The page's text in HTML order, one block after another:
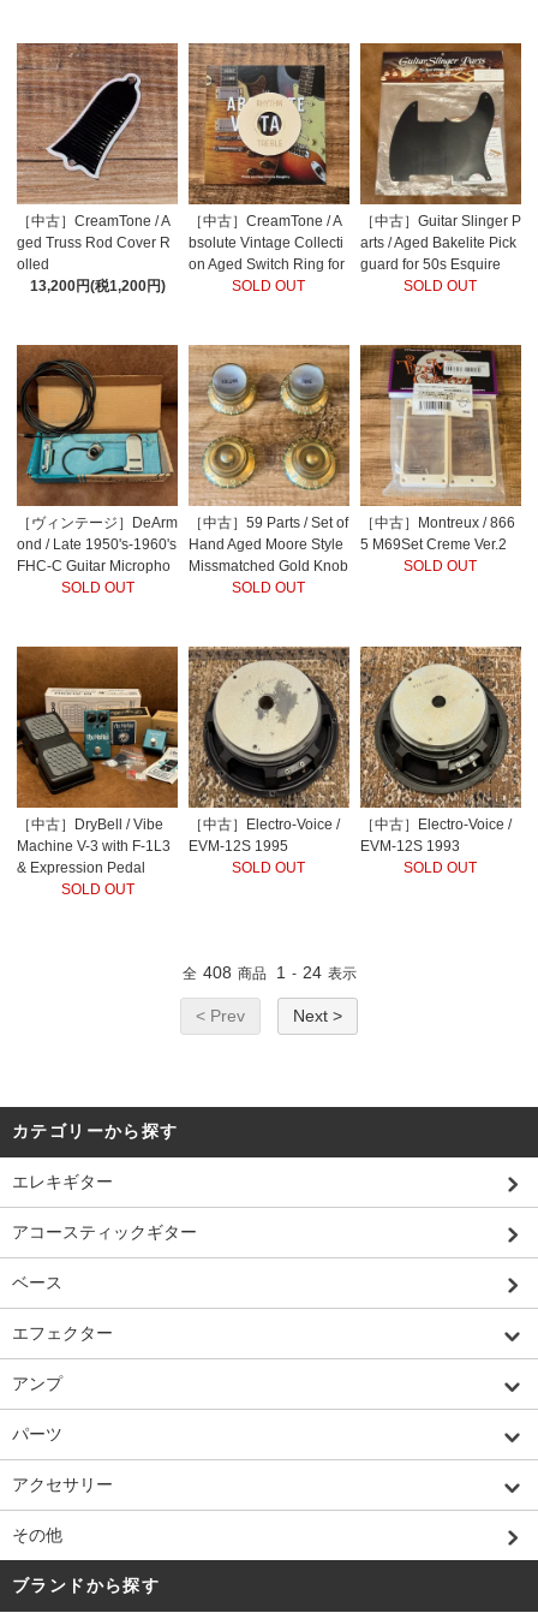
［中古］CreamTone / A
ged Truss Rod Cover R
olled
13,200円(税1,200円)
［中古］CreamTone / A
bsolute Vintage Collecti
on Aged Switch Ring for
1959-1960 Les Paul
SOLD OUT
［中古］Guitar Slinger P
arts / Aged Bakelite Pick
guard for 50s Esquire
SOLD OUT
［ヴィンテージ］DeArm
ond / Late 1950's-1960's
FHC-C Guitar Micropho
SOLD OUT
［中古］59 Parts / Set of
Hand Aged Moore Style
Missmatched Gold Knob
SOLD OUT
［中古］Montreux / 866
5 M69Set Creme Ver.2
SOLD OUT
［中古］DryBell / Vibe
Machine V-3 with F-1L3
& Expression Pedal
SOLD OUT
［中古］Electro-Voice /
EVM-12S 1995
SOLD OUT
［中古］Electro-Voice /
EVM-12S 1993
SOLD OUT
全 408 商品 1 - 24 表示
< Prev Next >
カテゴリーから探す
エレキギター
アコースティックギター
ベース
エフェクター
アンプ
パーツ
アクセサリー
その他
ブランドから探す